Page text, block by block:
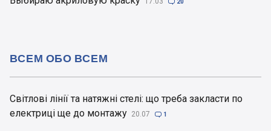
 20
Світлові лінії та натяжні стелі: що треба закласти по
електриці ще до монтажу 20.07  1
ВСЕМ ОБО ВСЕМ